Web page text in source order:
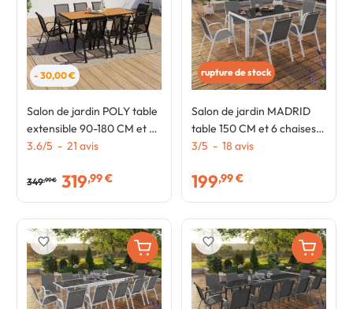
- 30,00 €
Salon de jardin POLY table
extensible 90-180 CM et 8
chaises bois et noir
3.6/5 - 21 avis
349,99 € 319,99 €
rupture de stock
Salon de jardin MADRID
table 150 CM et 6 chaises
empilables blanc et gris
3/5 - 18 avis
199,99 €
favorite_border favorite_border